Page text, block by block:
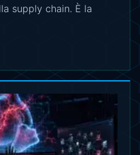
supply chain. È la